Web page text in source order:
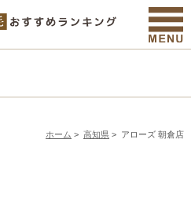
ホーム > 高知県 > アローズ 朝倉店